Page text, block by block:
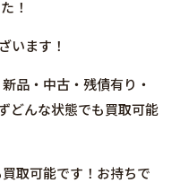
！
います！
品・中古・残債有り・
どんな状態でも買取可能
取可能です！お持ちで